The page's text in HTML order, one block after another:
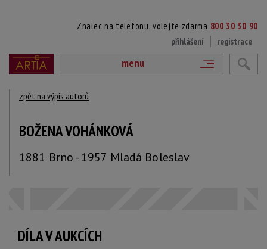
Znalec na telefonu, volejte zdarma 800 30 30 90
přihlášení
registrace
menu
zpět na výpis autorů
BOŽENA VOHÁNKOVÁ
1881 Brno - 1957 Mladá Boleslav
DÍLA V AUKCÍCH